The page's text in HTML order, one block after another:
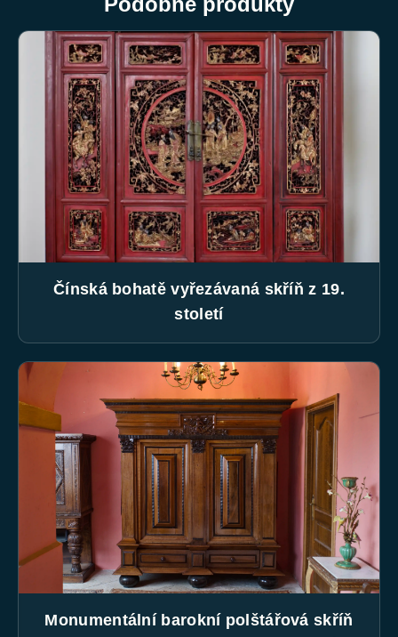
Čínská bohatě vyřezávaná skříň z 19.
století
Monumentální barokní polštářová skříň